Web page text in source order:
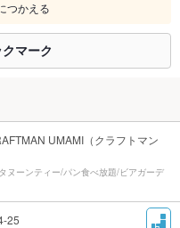
つかえる
マーク
UMAMI（クラフトマン
ヌーンティー/パン食べ放題/ビアガーデ
25